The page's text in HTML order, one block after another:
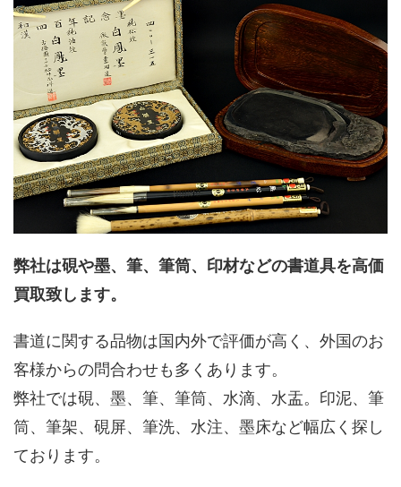
弊社は硯や墨、筆、筆筒、印材などの書道具を高価
買取致します。
書道に関する品物は国内外で評価が高く、外国のお
客様からの問合わせも多くあります。
弊社では硯、墨、筆、筆筒、水滴、水盂。印泥、筆
筒、筆架、硯屏、筆洗、水注、墨床など幅広く探し
ております。